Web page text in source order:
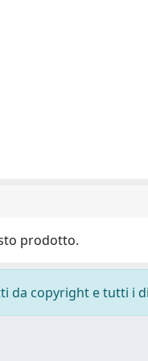
prodotto.
da copyright e tutti i